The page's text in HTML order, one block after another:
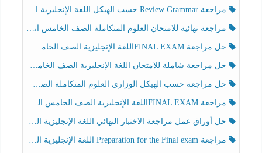
مراجعة Review Grammar حسب الهيكل اللغة الإنجليزية الصف الخامس الفصل الثالث
مراجعة نهائية للامتحان العلوم المتكاملة الصف الخامس انسبير الفصل الثالث
حل مراجعة FINAL EXAMاللغة الإنجليزية الصف الخامس الفصل الثالث
حل مراجعة شاملة للامتحان اللغة الإنجليزية الصف الخامس الفصل الثالث
حل مراجعة حسب الهيكل الوزاري العلوم المتكاملة الصف الخامس عام الفصل الثالث
مراجعة FINAL EXAMاللغة الإنجليزية الصف الخامس الفصل الثالث
حل أوراق عمل مراجعة الاختبار النهائي اللغة الإنجليزية الصف الرابع الفصل الثالث
مراجعة Preparation for the Final exam اللغة الإنجليزية الصف الرابع الفصل الثالث